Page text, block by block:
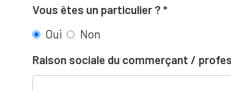
Vous êtes un particulier ?
Oui
Non
Raison sociale du commerçant /